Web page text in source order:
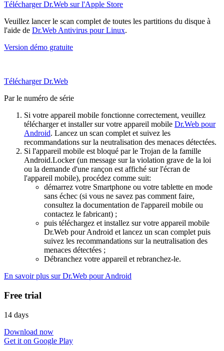
Télécharger Dr.Web sur l'Apple Store
Veuillez lancer le scan complet de toutes les partitions du disque à
l'aide de Dr.Web Antivirus pour Linux.
Version démo gratuite
Télécharger Dr.Web
Par le numéro de série
Si votre appareil mobile fonctionne correctement, veuillez
télécharger et installer sur votre appareil mobile Dr.Web pour
Android. Lancez un scan complet et suivez les
recommandations sur la neutralisation des menaces détectées.
Si l'appareil mobile est bloqué par le Trojan de la famille
Android.Locker (un message sur la violation grave de la loi
ou la demande d'une rançon est affiché sur l'écran de
l'appareil mobile), procédez comme suit:
démarrez votre Smartphone ou votre tablette en mode
sans échec (si vous ne savez pas comment faire,
consultez la documentation de l'appareil mobile ou
contactez le fabricant) ;
puis téléchargez et installez sur votre appareil mobile
Dr.Web pour Android et lancez un scan complet puis
suivez les recommandations sur la neutralisation des
menaces détectées ;
Débranchez votre appareil et rebranchez-le.
En savoir plus sur Dr.Web pour Android
Free trial
14 days
Download now
Get it on Google Play